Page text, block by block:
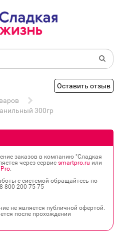
Оставить отзыв
300гр
заказов в компанию "Сладкая
через сервис smartpro.ru или
.
с системой обращайтесь по
800 200‐75‐75
не является публичной офертой.
после прохождении